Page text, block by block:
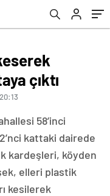
çıktı
58’inci
kattaki dairede
kardeşleri, köyden
elleri plastik
kesilerek